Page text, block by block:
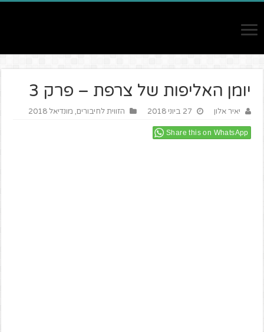
יומן האליפות של צרפת – פרק 3
יאיר אלון 27 ביוני 2018 הזווית לחיבורים, מונדיאל 2018
Share this on WhatsApp